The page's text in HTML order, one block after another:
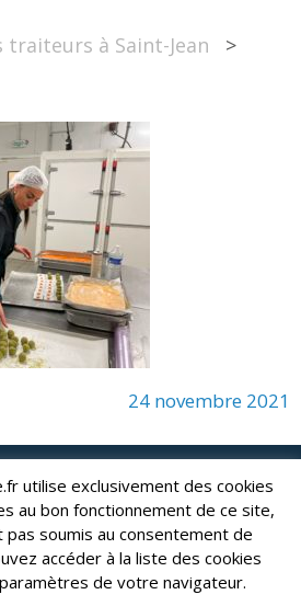
à Saint-Jean
>
24 novembre 2021
e-mail : lagleize2024@gmail.com
© 2024. Tous droits réservés.
utilise exclusivement des cookies
au bon fonctionnement de ce site,
pas soumis au consentement de
accéder à la liste des cookies
de votre navigateur.